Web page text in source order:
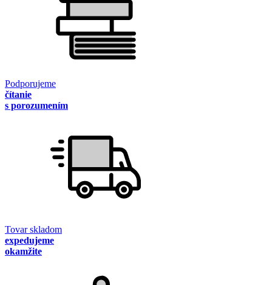
Podporujeme
čítanie
s porozumením
Tovar skladom
expedujeme
okamžite